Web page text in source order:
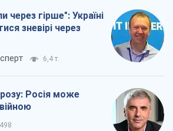
гірше": Україні
зневірі через
6,4 т.
Росія може
498